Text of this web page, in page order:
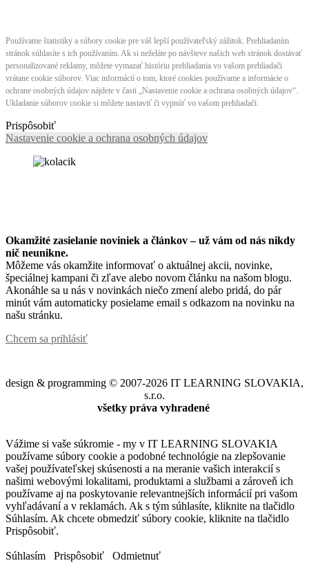
Používame štatistiky a súbory cookie pre váš lepší používateľský zážitok. Prehliadaním
stránok súhlasíte s ich používaním. Ak si neželáte po návšteve našich web stránok dostávať
personalizované reklamy, môžete vymazať históriu prehliadania vo vašom prehliadači
vrátane cookie súborov. Viac informácií o tom, ktoré cookies používame a informácie o
ochrane osobných údajov nájdete v časti „Nastavenie cookie a ochrana osobných údajov“.
Ukladanie súborov cookie si môžete nastaviť či vypnúť vo vašom prehliadači.
Prispôsobiť
Nastavenie cookie a ochrana osobných údajov
Okamžité zasielanie noviniek a článkov – už vám od nás nikdy
nič neunikne.
Môžeme vás okamžite informovať o aktuálnej akcii, novinke,
špeciálnej kampani či zľave alebo novom článku na našom blogu.
Akonáhle sa u nás v novinkách niečo zmení alebo pridá, do pár
minút vám automaticky posielame email s odkazom na novinku na
našu stránku.
Chcem sa prihlásiť
design & programming © 2007-2026 IT LEARNING SLOVAKIA,
s.r.o.
všetky práva vyhradené
Vážime si vaše súkromie - my v IT LEARNING SLOVAKIA
používame súbory cookie a podobné technológie na zlepšovanie
vašej používateľskej skúsenosti a na meranie vašich interakcií s
našimi webovými lokalitami, produktami a službami a zároveň ich
používame aj na poskytovanie relevantnejších informácií pri vašom
vyhľadávaní a v reklamách. Ak s tým súhlasíte, kliknite na tlačidlo
Súhlasím. Ak chcete obmedziť súbory cookie, kliknite na tlačidlo
Prispôsobiť.
Súhlasím Prispôsobiť Odmietnuť